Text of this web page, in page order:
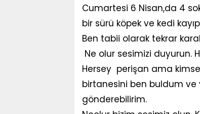
Cumartesi 6 Nisan,da 4
bir sürü köpek ve kedi
Ben tabii olarak tekrar
Ne olur sesimizi duyurun.
Hersey perişan ama
birtanesini ben buldum ve
gönderebilirim.